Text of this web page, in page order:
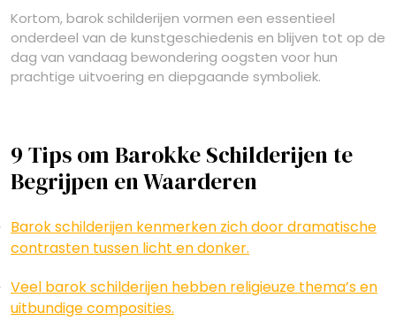
Kortom, barok schilderijen vormen een essentieel
onderdeel van de kunstgeschiedenis en blijven tot op de
dag van vandaag bewondering oogsten voor hun
prachtige uitvoering en diepgaande symboliek.
9 Tips om Barokke Schilderijen te
Begrijpen en Waarderen
Barok schilderijen kenmerken zich door dramatische
contrasten tussen licht en donker.
Veel barok schilderijen hebben religieuze thema’s en
uitbundige composities.